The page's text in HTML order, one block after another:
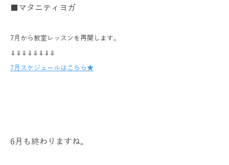
■マタニティヨガ
7月から教室レッスンを再開します。
⇓⇓⇓⇓⇓⇓⇓⇓
7月スケジュールはこちら★
6月も終わりますね。